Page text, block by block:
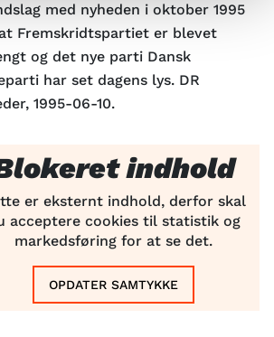
med nyheden i oktober 1995
Fremskridtspartiet er blevet
og det nye parti Dansk
har set dagens lys. DR
1995-06-10.
indhold
er eksternt indhold, derfor skal
acceptere cookies til statistik og
markedsføring for at se det.
OPDATER SAMTYKKE